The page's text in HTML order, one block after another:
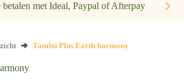
met Ideal, Paypal of Afterpay
Tambú Plus Earth harmony